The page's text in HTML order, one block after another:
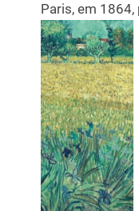
Paris, em